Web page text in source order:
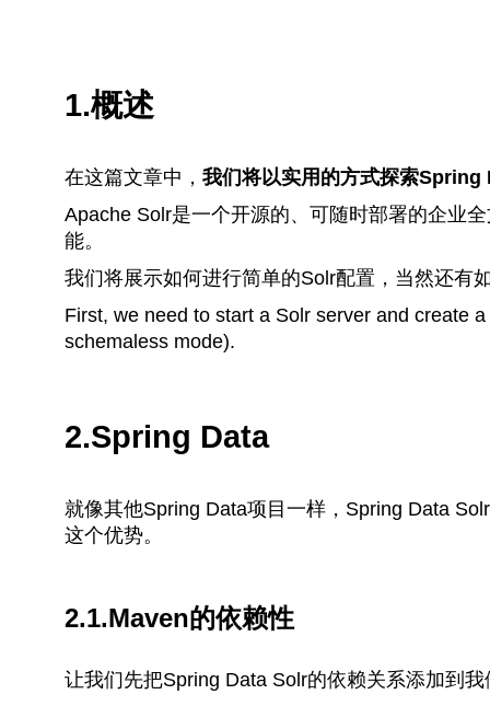
1.概述
在这篇文章中， 我们将以实用的方式探索Spring
Apache Solr是一个开源的、可随时部署的企业
能。
我们将展示如何进行简单的Solr配置，当然还有
First, we need to start a Solr server and create
schemaless mode).
2.Spring Data
就像其他Spring Data项目一样，Spring Data
这个优势。
2.1.Maven的依赖性
让我们先把Spring Data Solr的依赖关系添加到我